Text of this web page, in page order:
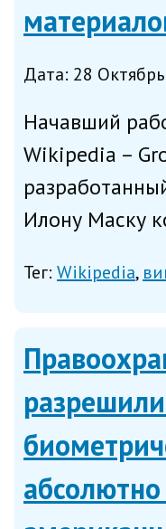
Дата: 28
Начавший
Wikipedia –
Илону Маску
подметило во
приставке
автомобиле
Тег: Wikipedia